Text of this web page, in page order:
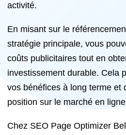
activité.
En misant sur le
stratégie principale, vous
coûts publicitaires tout en
investissement durable. Cela
vos bénéfices à long terme et
position sur le marché en
Chez SEO Page Optimizer